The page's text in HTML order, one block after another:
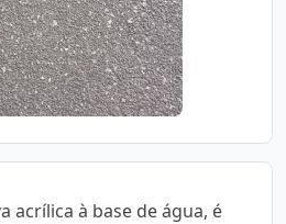
acrílica à base de água, é